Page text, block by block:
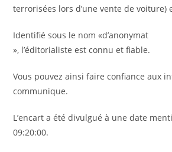
terrorisées lors d’une vente de voiture)
Identifié sous le nom «d’anonymat
», l’éditorialiste est connu et fiable.
Vous pouvez ainsi faire confiance aux
communique.
L’encart a été divulgué à une date
09:20:00.